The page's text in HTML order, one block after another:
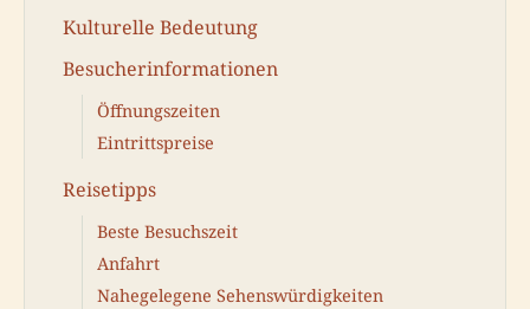
Kulturelle Bedeutung
Besucherinformationen
Öffnungszeiten
Eintrittspreise
Reisetipps
Beste Besuchszeit
Anfahrt
Nahegelegene Sehenswürdigkeiten